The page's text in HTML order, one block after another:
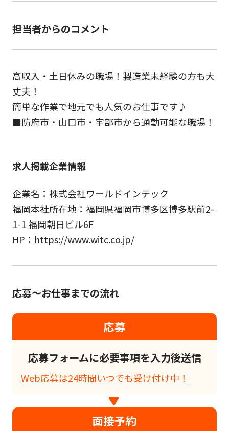
担当者からのコメント
高収入・土日休みの職場！製造業未経験の方も大
丈夫！
簡単な作業で地元でも人気のお仕事です♪
■防府市・山口市・宇部市から通勤可能な職場！
求人掲載企業情報
企業名：株式会社ワールドインテック
福岡本社所在地：福岡県福岡市博多区博多駅前2-
1-1 福岡朝日ビル6F
HP：https://www.witc.co.jp/
応募～お仕事までの流れ
応募
応募フォームに必要事項を入力後送信
Web応募は24時間いつでも受け付け中！
面接予約